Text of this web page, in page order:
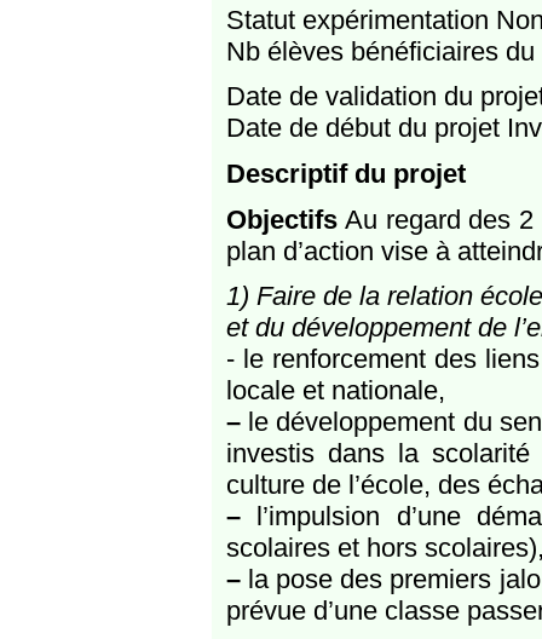
Statut expérimentation
Nb élèves bénéficiaires du
Date de validation du
Date de début du projet
Descriptif du projet
ObjectifsAu regard des 2
plan d’action vise à
1) Faire de la relation
et du développement de
- le renforcement des
locale et nationale,
–le développement du
investis dans la
culture de l’école, des
–l’impulsion d’une
scolaires et hors
–la pose des premiers
prévue d’une classe